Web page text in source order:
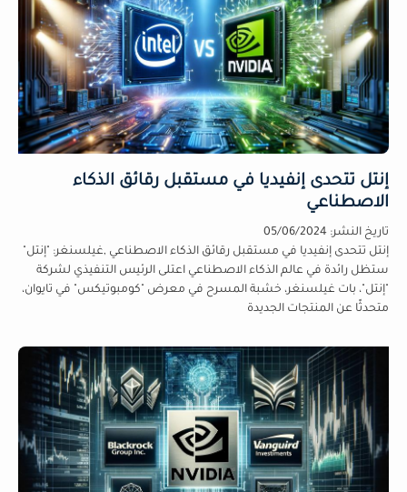
إنتل تتحدى إنفيديا في مستقبل رقائق الذكاء
الاصطناعي
تاريخ النشر: 05/06/2024
إنتل تتحدى إنفيديا في مستقبل رقائق الذكاء الاصطناعي ,غيلسنغر: "إنتل"
ستظل رائدة في عالم الذكاء الاصطناعي اعتلى الرئيس التنفيذي لشركة
"إنتل"، بات غيلسنغر، خشبة المسرح في معرض "كومبوتيكس" في تايوان،
متحدثًا عن المنتجات الجديدة